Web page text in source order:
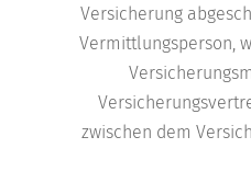
Versicherung
Vermittlungsperson,
zwischen dem